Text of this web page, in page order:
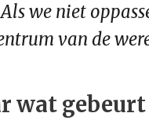
Als we niet
van de
wat gebeurt